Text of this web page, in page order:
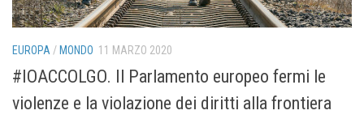
EUROPA / MONDO 11 MARZO 2020
#IOACCOLGO. Il Parlamento europeo fermi le
violenze e la violazione dei diritti alla frontiera